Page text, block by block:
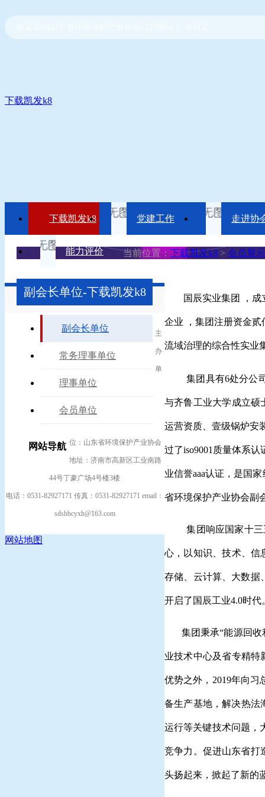
下载凯发k8
下载凯发k8 党建工作 走进协
能力评价 当前位置： 下载凯发k8 > 会员展示
副会长单位-下载凯发k8
副会长单位
常务理事单位
理事单位
会员单位
国辰实业集团 ，
企业 ，集团注册资金
流域治理的综合性实业
集团具有6处分公
与齐鲁工业大学成立硕
运营资质、壹级锅炉安
过了iso9001质量体系
业信誉aaa认证，是国
省环境保护产业协会副
集团响应国家十
心，以知识、技术、信
存储、云计算、大数据
开启了国辰工业4.0时
集团秉承“能源回收
业技术中心及省专精特
优势之外，2019年向
备生产基地，解决热法
运行等关键技术问题，
竞争力。促进山东省打
头扬起来，掀起了新的
网站导航
主
办
单
位：山东省环境保护产业协会
地址：济南市高新区工业南路
44号丁豪广场4号楼3楼
电话：0531-82927171 传真：0531-82927171 email：
sdshbcyxh@163.com
网站地图